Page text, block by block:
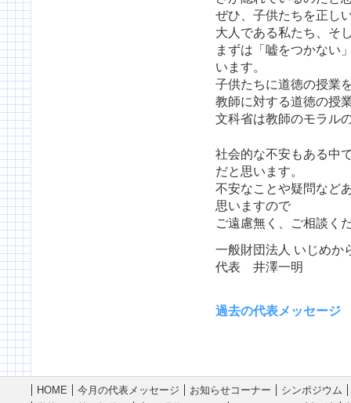
ぜひ、子供たちを正し
大人である私たち、そ
まずは「嘘をつかない
います。
子供たちに道徳の授業
教師に対する道徳の授
文科省は教師のモラル
社会的な不安もある中
だと思います。
不安なことや疑問など
思いますので
ご遠慮無く、ご相談く
一般財団法人 いじめか
代表 井澤一明
過去の代表メッセージ
HOME 今月の代表メッセージ お知らせコーナー
シンポジウム